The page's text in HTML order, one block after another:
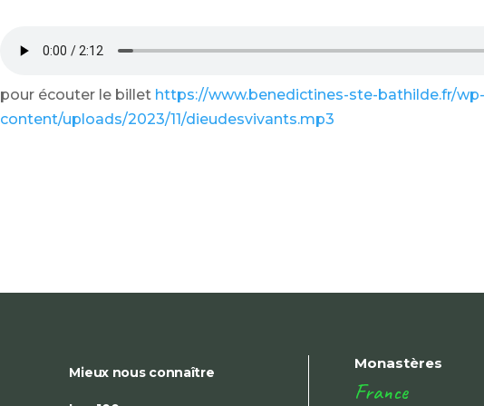
pour écouter le billet https://www.benedictines-ste-bathilde.fr/wp-
content/uploads/2023/11/dieudesvivants.mp3
Mieux nous connaître
Monastères
France